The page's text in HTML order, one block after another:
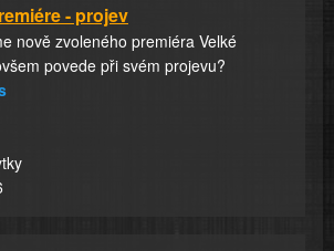
- projev
nově zvoleného premiéra Velké
povede při svém projevu?